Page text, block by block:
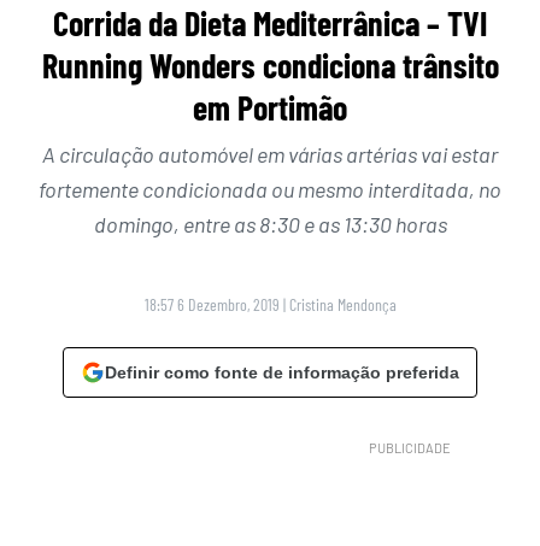
Corrida da Dieta Mediterrânica – TVI
Running Wonders condiciona trânsito
em Portimão
A circulação automóvel em várias artérias vai estar
fortemente condicionada ou mesmo interditada, no
domingo, entre as 8:30 e as 13:30 horas
18:57 6 Dezembro, 2019 | Cristina Mendonça
Definir como fonte de informação preferida